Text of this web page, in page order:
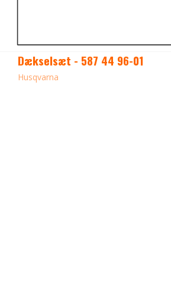
Dækselsæt - 587 44 96-01
Husqvarna